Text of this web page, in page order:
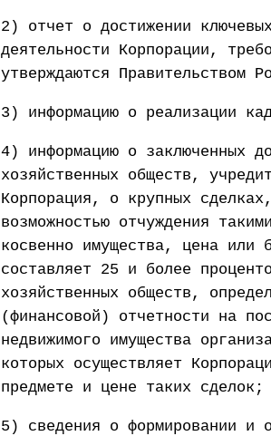
2) отчет о достижении
деятельности Корпорации,
утверждаются Правительством
3) информацию о реализации
4) информацию о заключенных
хозяйственных обществ,
Корпорация, о крупных
возможностью отчуждения
косвенно имущества, цена или
составляет 25 и более
хозяйственных обществ,
(финансовой) отчетности на
недвижимого имущества
которых осуществляет
предмете и цене таких сделок;
5) сведения о формировании и